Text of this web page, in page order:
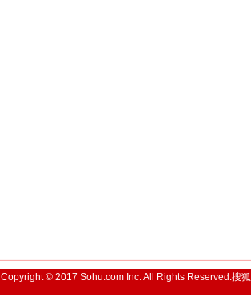
Copyright © 2017 Sohu.com Inc. All Rights Reserved.搜